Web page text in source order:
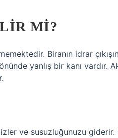
MI?
Biranın idrar
yanlış bir kanı vardır.
ve susuzluğunuzu giderir.